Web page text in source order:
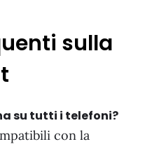
sulla
su tutti i telefoni?
con la